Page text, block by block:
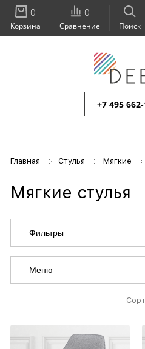
+7 495
Поиск
0
Сравнение
0
Корзина
Главная Стулья Мягкие
Мягкие стулья
Фильтры
Меню